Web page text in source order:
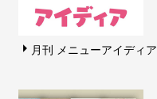
月刊 メニューアイディア